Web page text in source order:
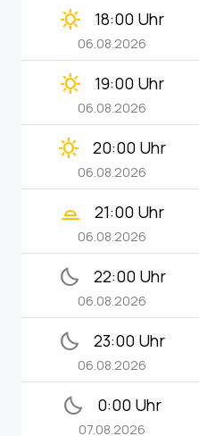
clear_day 18:00 Uhr
06.08.2026
clear_day 19:00 Uhr
06.08.2026
clear_day 20:00 Uhr
06.08.2026
wb_twilight_2 21:00 Uhr
06.08.2026
bedtime 22:00 Uhr
06.08.2026
bedtime 23:00 Uhr
06.08.2026
bedtime 0:00 Uhr
07.08.2026